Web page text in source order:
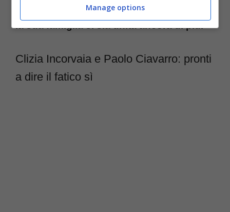
dopo la scoperta della malattia della madre
la sua famiglia si sia unita ancora di più.
Clizia Incorvaia e Paolo Ciavarro: pronti
a dire il fatico sì
Manage options